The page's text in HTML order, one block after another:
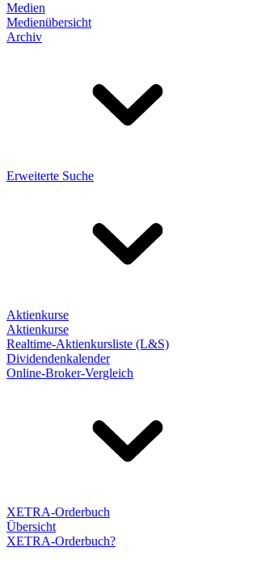
Medien
Medienübersicht
Archiv
Erweiterte Suche
Aktienkurse
Aktienkurse
Realtime-Aktienkursliste (L&S)
Dividendenkalender
Online-Broker-Vergleich
XETRA-Orderbuch
Übersicht
XETRA-Orderbuch?